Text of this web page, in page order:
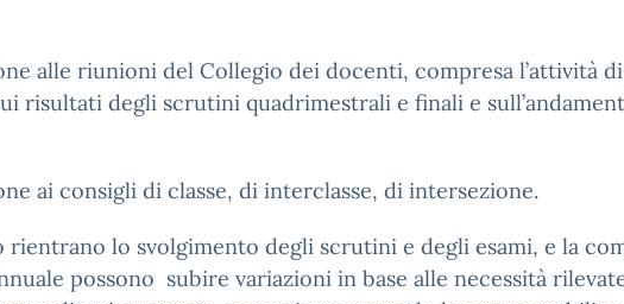
alle riunioni del Collegio dei docenti, compresa l’attività
risultati degli scrutini quadrimestrali e finali e
ai consigli di classe, di interclasse, di intersezione.
rientrano lo svolgimento degli scrutini e degli esami, e la
possono subire variazioni in base alle necessità